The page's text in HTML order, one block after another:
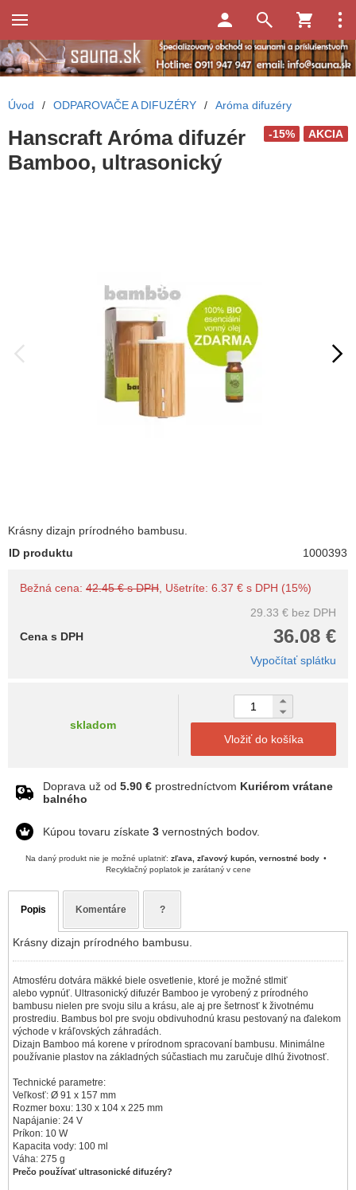
Úvod / ODPAROVAČE A DIFUZÉRY / Aróma difuzéry
AKCIA
-15%
Hanscraft Aróma difuzér
Bamboo, ultrasonický
Krásny dizajn prírodného bambusu.
ID produktu
1000393
Bežná cena: 42.45 € s DPH , Ušetríte: 6.37 € s DPH (15%)
29.33 € bez DPH
36.08 €
Cena s DPH
Vypočítať splátku
skladom
Vložiť do košíka
Doprava už od 5.90 € prostredníctvom Kuriérom vrátane
balného
Kúpou tovaru získate 3 vernostných bodov.
Na daný produkt nie je možné uplatniť: zľava, zľavový kupón, vernostné body
Recyklačný poplatok je zarátaný v cene
Popis Komentáre ?
Krásny dizajn prírodného bambusu.
Atmosféru dotvára mäkké biele osvetlenie, ktoré je možné stlmiť
alebo vypnúť. Ultrasonický difuzér Bamboo je vyrobený z prírodného
bambusu nielen pre svoju silu a krásu, ale aj pre šetrnosť k životnému
prostrediu. Bambus bol pre svoju obdivuhodnú krasu pestovaný na ďalekom
východe v kráľovských záhradách.
Dizajn Bamboo má korene v prírodnom spracovaní bambusu. Minimálne
používanie plastov na základných súčastiach mu zaručuje dlhú životnosť.
Technické parametre:
Veľkosť: Ø 91 x 157 mm
Rozmer boxu: 130 x 104 x 225 mm
Napájanie: 24 V
Príkon: 10 W
Kapacita vody: 100 ml
Váha: 275 g
Prečo používať ultrasonické difuzéry?